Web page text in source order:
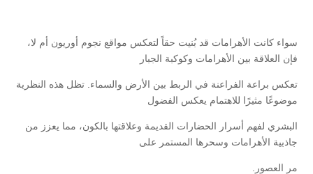
سواء كانت الأهرامات قد بُنيت حقاً لتعكس مواقع نجوم أوريون أم لا،
فإن العلاقة بين الأهرامات وكوكبة الجبار
تعكس براعة الفراعنة في الربط بين الأرض والسماء. تظل هذه النظرية
موضوعًا مثيرًا للاهتمام يعكس الفضول
البشري لفهم أسرار الحضارات القديمة وعلاقتها بالكون، مما يعزز من
جاذبية الأهرامات وسحرها المستمر على
مر العصور.